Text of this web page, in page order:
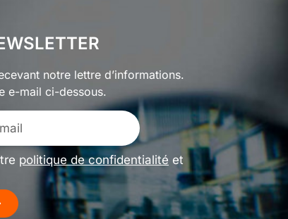
notre lettre d’informations.
e-mail ci-dessous.
politique de confidentialité et